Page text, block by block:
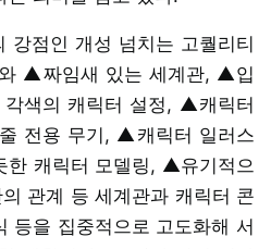
점인 개성 넘치는 고퀄리티
▲짜임새 있는 세계관, ▲입
각색의 캐릭터 설정, ▲캐릭터
전용 무기, ▲캐릭터 일러스
한 캐릭터 모델링, ▲유기적으
관계 등 세계관과 캐릭터 콘
등을 집중적으로 고도화해 서